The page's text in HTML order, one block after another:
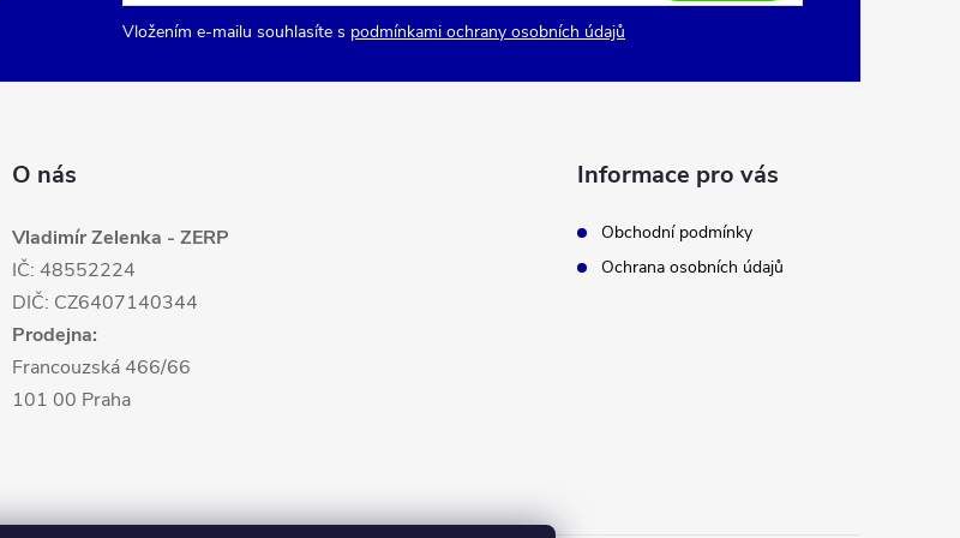
Vložením e-mailu souhlasíte s podmínkami ochrany osobních údajů
O nás
Vladimír Zelenka - ZERP
IČ: 48552224
DIČ: CZ6407140344
Prodejna:
Francouzská 466/66
101 00 Praha
Informace pro vás
Obchodní podmínky
Ochrana osobních údajů